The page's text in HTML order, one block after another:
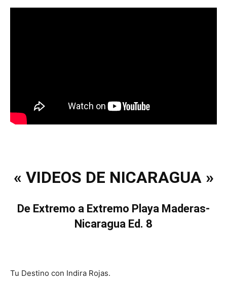
« VIDEOS DE NICARAGUA »
De Extremo a Extremo Playa Maderas-
Nicaragua Ed. 8
Tu Destino con Indira Rojas.